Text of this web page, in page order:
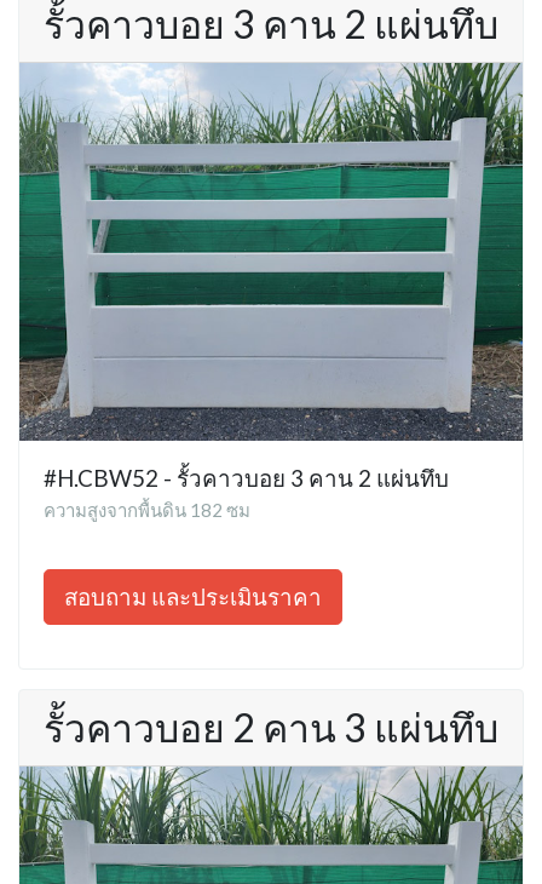
รั้วคาวบอย 3 คาน 2 แผ่นทึบ
#H.CBW52 - รั้วคาวบอย 3 คาน 2 แผ่นทึบ
ความสูงจากพื้นดิน 182 ซม
สอบถาม และประเมินราคา
รั้วคาวบอย 2 คาน 3 แผ่นทึบ